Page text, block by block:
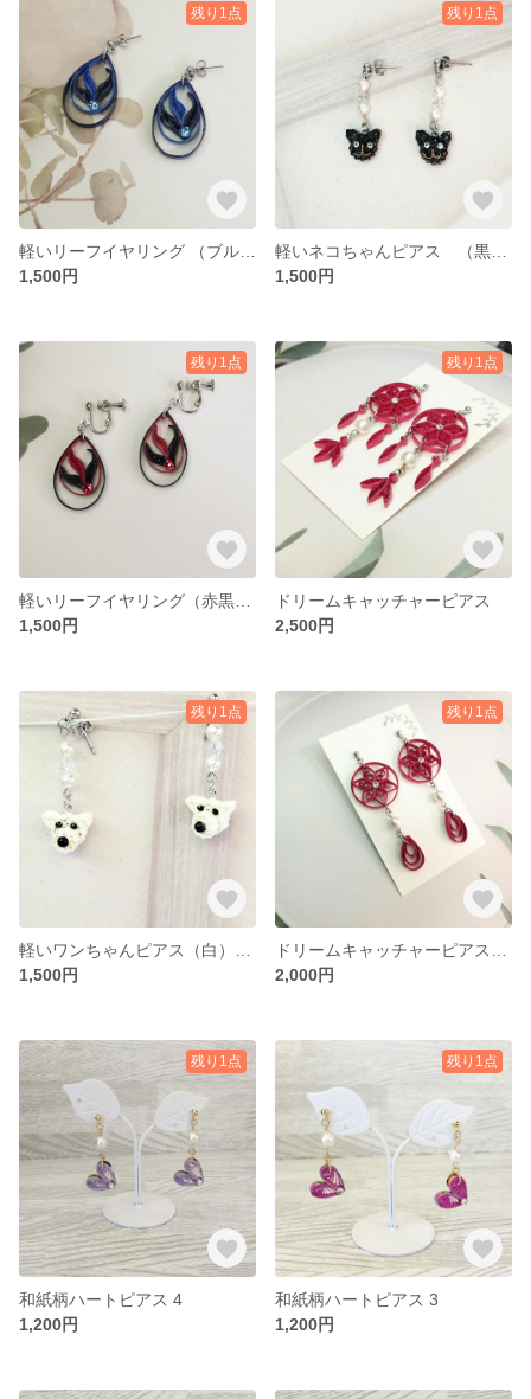
残り1点
1,500円
残り1点
1,500円
残り1点
1,500円
残り1点
ドリームキャッチャーピアス
2,500円
残り1点
1,500円
残り1点
2,000円
残り1点
和紙柄ハートピアス 4
1,200円
残り1点
和紙柄ハートピアス 3
1,200円